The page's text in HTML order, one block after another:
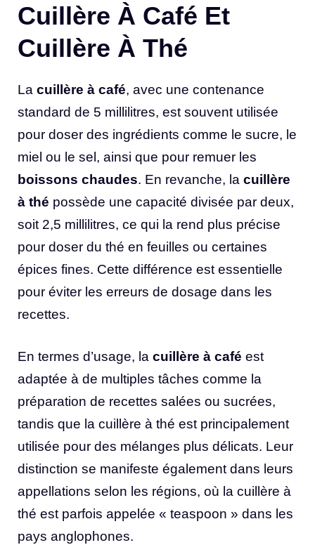
Cuillère À Café Et
Cuillère À Thé
La cuillère à café, avec une contenance
standard de 5 millilitres, est souvent utilisée
pour doser des ingrédients comme le sucre, le
miel ou le sel, ainsi que pour remuer les
boissons chaudes. En revanche, la cuillère
à thé possède une capacité divisée par deux,
soit 2,5 millilitres, ce qui la rend plus précise
pour doser du thé en feuilles ou certaines
épices fines. Cette différence est essentielle
pour éviter les erreurs de dosage dans les
recettes.
En termes d’usage, la cuillère à café est
adaptée à de multiples tâches comme la
préparation de recettes salées ou sucrées,
tandis que la cuillère à thé est principalement
utilisée pour des mélanges plus délicats. Leur
distinction se manifeste également dans leurs
appellations selon les régions, où la cuillère à
thé est parfois appelée « teaspoon » dans les
pays anglophones.